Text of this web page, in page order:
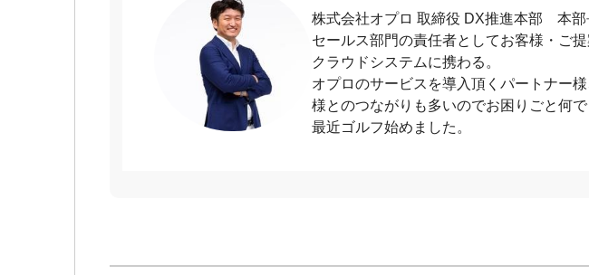
株式会社オプロ 取締役 DX推進本部 本部
セールス部門の責任者としてお客様・ご
クラウドシステムに携わる。
オプロのサービスを導入頂くパートナー
様とのつながりも多いのでお困りごと何で
最近ゴルフ始めました。